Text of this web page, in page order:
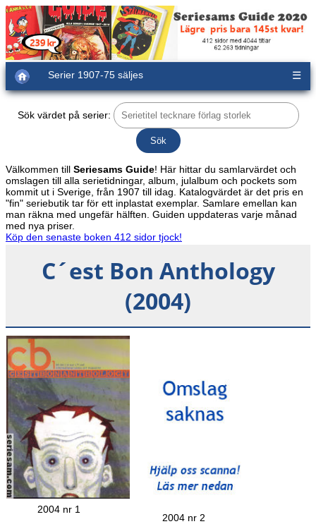
Serier 1907-75 säljes ☰
Sök värdet på serier:
Välkommen till Seriesams Guide! Här hittar du samlarvärdet och
omslagen till alla serietidningar, album, julalbum och pockets som
kommit ut i Sverige, från 1907 till idag. Katalogvärdet är det pris en
"fin" seriebutik tar för ett inplastat exemplar. Samlare emellan kan
man räkna med ungefär hälften. Guiden uppdateras varje månad
med nya priser.
Köp den senaste boken 412 sidor tjock!
C´est Bon Anthology
(2004)
2004 nr 1
2004 nr 2